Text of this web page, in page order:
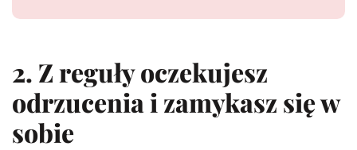
2. Z reguły oczekujesz
odrzucenia i zamykasz się w
sobie